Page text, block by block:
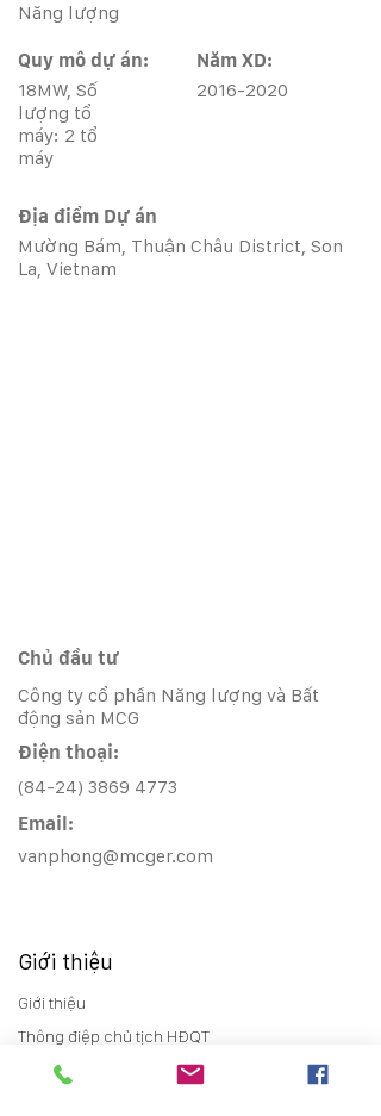
Năng lượng
Quy mô dự án:
18MW, Số
lượng tổ
máy: 2 tổ
máy
Năm XD:
2016-2020
Địa điểm Dự án
Mường Bám, Thuận Châu District, Son
La, Vietnam
Chủ đầu tư
Công ty cổ phần Năng lượng và Bất
động sản MCG
Điện thoại:
(84-24) 3869 4773
Email:
vanphong@mcger.com
Giới thiệu
Giới thiệu
Thông điệp chủ tịch HĐQT
Lịch sử phát triển